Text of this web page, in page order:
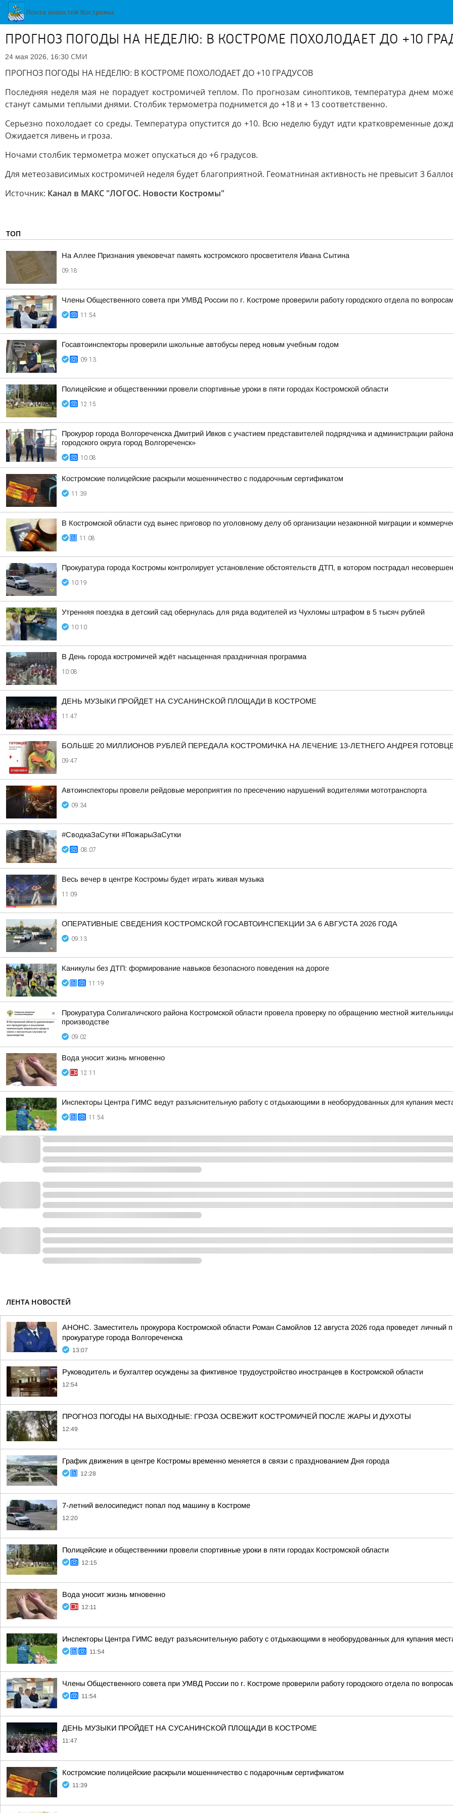
ПРОГНОЗ ПОГОДЫ НА НЕДЕЛЮ: В КОСТРОМЕ ПОХОЛОДАЕТ ДО +10
24 мая 2026, 16:30 СМИ
ПРОГНОЗ ПОГОДЫ НА НЕДЕЛЮ: В КОСТРОМЕ ПОХОЛОДАЕТ ДО +10 ГРАДУСОВ
Последняя неделя мая не порадует костромичей теплом. По прогнозам синоптиков, температура днем
станут самыми теплыми днями. Столбик термометра поднимется до +18 и + 13 соответственно.
Серьезно похолодает со среды. Температура опустится до +10. Всю неделю будут идти кратковременные
Ожидается ливень и гроза.
Ночами столбик термометра может опускаться до +6 градусов.
Для метеозависимых костромичей неделя будет благоприятной. Геоматниная активность не превысит 3
Источник: Канал в МАКС "ЛОГОС. Новости Костромы"
ТОП
На Аллее Признания увековечат память костромского просветителя Ивана Сытина
09:18
Члены Общественного совета при УМВД России по г. Костроме проверили работу городского отдела по
11:54
Госавтоинспекторы проверили школьные автобусы перед новым учебным годом
09:13
Полицейские и общественники провели спортивные уроки в пяти городах Костромской области
12:15
Прокурор города Волгореченска Дмитрий Ивков с участием представителей подрядчика и администрации
городского округа город Волгореченск»
10:08
Костромские полицейские раскрыли мошенничество с подарочным сертификатом
11:39
В Костромской области суд вынес приговор по уголовному делу об организации незаконной миграции и
11:08
Прокуратура города Костромы контролирует установление обстоятельств ДТП, в котором пострадал
10:19
Утренняя поездка в детский сад обернулась для ряда водителей из Чухломы штрафом в 5 тысяч рублей
10:10
В День города костромичей ждёт насыщенная праздничная программа
10:08
ДЕНЬ МУЗЫКИ ПРОЙДЕТ НА СУСАНИНСКОЙ ПЛОЩАДИ В КОСТРОМЕ
11:47
БОЛЬШЕ 20 МИЛЛИОНОВ РУБЛЕЙ ПЕРЕДАЛА КОСТРОМИЧКА НА ЛЕЧЕНИЕ 13-ЛЕТНЕГО АНДРЕЯ
09:47
Автоинспекторы провели рейдовые мероприятия по пресечению нарушений водителями мототранспорта
09:34
#СводкаЗаСутки #ПожарыЗаСутки
08:07
Весь вечер в центре Костромы будет играть живая музыка
11:09
ОПЕРАТИВНЫЕ СВЕДЕНИЯ КОСТРОМСКОЙ ГОСАВТОИНСПЕКЦИИ ЗА 6 АВГУСТА 2026 ГОДА
09:13
Каникулы без ДТП: формирование навыков безопасного поведения на дороге
11:19
Прокуратура Солигаличского района Костромской области провела проверку по обращению местной
производстве
09:02
Вода уносит жизнь мгновенно
12:11
Инспекторы Центра ГИМС ведут разъяснительную работу с отдыхающими в необорудованных для купания
11:54
ЛЕНТА НОВОСТЕЙ
АНОНС. Заместитель прокурора Костромской области Роман Самойлов 12 августа 2026 года проведет личный
прокуратуре города Волгореченска
13:07
Руководитель и бухгалтер осуждены за фиктивное трудоустройство иностранцев в Костромской области
12:54
ПРОГНОЗ ПОГОДЫ НА ВЫХОДНЫЕ: ГРОЗА ОСВЕЖИТ КОСТРОМИЧЕЙ ПОСЛЕ ЖАРЫ И ДУХОТЫ
12:49
График движения в центре Костромы временно меняется в связи с празднованием Дня города
12:28
7-летний велосипедист попал под машину в Костроме
12:20
Полицейские и общественники провели спортивные уроки в пяти городах Костромской области
12:15
Вода уносит жизнь мгновенно
12:11
Инспекторы Центра ГИМС ведут разъяснительную работу с отдыхающими в необорудованных для купания
11:54
Члены Общественного совета при УМВД России по г. Костроме проверили работу городского отдела по
11:54
ДЕНЬ МУЗЫКИ ПРОЙДЕТ НА СУСАНИНСКОЙ ПЛОЩАДИ В КОСТРОМЕ
11:47
Костромские полицейские раскрыли мошенничество с подарочным сертификатом
11:39